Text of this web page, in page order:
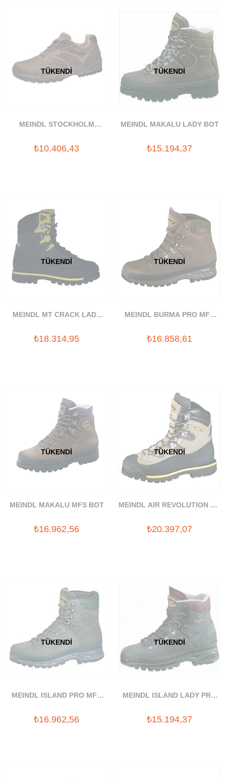
TÜKENDI
MEINDL STOCKHOLM
₺10.406,43
TÜKENDI
MEINDL MAKALU LADY BOT
₺15.194,37
TÜKENDI
MEINDL MT CRACK LADY
₺18.314,95
TÜKENDI
MEINDL BURMA PRO MFS
₺16.858,61
TÜKENDI
MEINDL MAKALU MFS BOT
₺16.962,56
TÜKENDI
MEINDL AIR REVOLUTION 9.0
₺20.397,07
TÜKENDI
MEINDL ISLAND PRO MFS
₺16.962,56
TÜKENDI
MEINDL ISLAND LADY PRO
₺15.194,37